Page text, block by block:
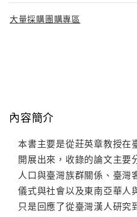
大量採購團購專區
內容簡介
本書主要是從莊英章教授在
開展出來，收錄的論文主要
人口與臺灣族群關係、臺灣
儀式與社會以及東南亞華人
只是回應了從臺灣漢人研究